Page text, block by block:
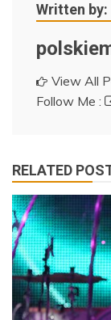
Written by:
View All
Follow Me :
RELATED